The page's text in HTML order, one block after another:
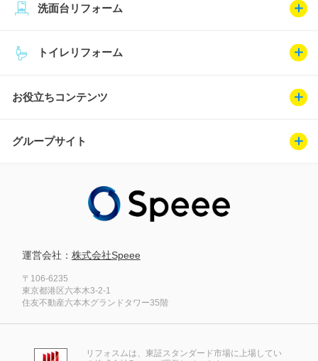
トイレリフォーム
洗面台リフォーム
お役立ちコンテンツ
グループサイト
運営会社： 株式会社Speee
〒106-6235
東京都港区六本木3-2-1
住友不動産六本木グランドタワー35階
リフォスムは、東証スタンダード市場に上場してい